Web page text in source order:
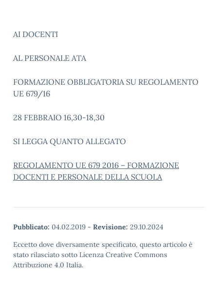
AI DOCENTI
AL PERSONALE ATA
FORMAZIONE OBBLIGATORIA SU REGOLAMENTO
UE 679/16
28 FEBBRAIO 16,30-18,30
SI LEGGA QUANTO ALLEGATO
REGOLAMENTO UE 679 2016 – FORMAZIONE
DOCENTI E PERSONALE DELLA SCUOLA
Pubblicato: 04.02.2019 - Revisione: 29.10.2024
Eccetto dove diversamente specificato, questo articolo è
stato rilasciato sotto Licenza Creative Commons
Attribuzione 4.0 Italia.